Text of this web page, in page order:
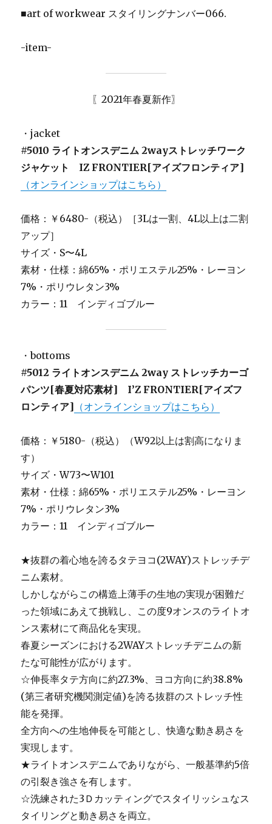
■art of workwear スタイリングナンバー066.
-item-
〖2021年春夏新作〗
・jacket
#5010 ライトオンスデニム 2wayストレッチワーク
ジャケット IZ FRONTIER[アイズフロンティア]
（オンラインショップはこちら）
価格：￥6480-（税込）［3Lは一割、4L以上は二割
アップ］
サイズ・S〜4L
素材・仕様：綿65%・ポリエステル25%・レーヨン
7%・ポリウレタン3%
カラー：11 インディゴブルー
・bottoms
#5012 ライトオンスデニム 2way ストレッチカーゴ
パンツ[春夏対応素材] I’Z FRONTIER[アイズフ
ロンティア] （オンラインショップはこちら）
価格：￥5180-（税込）（W92以上は割高になりま
す）
サイズ・W73〜W101
素材・仕様：綿65%・ポリエステル25%・レーヨン
7%・ポリウレタン3%
カラー：11 インディゴブルー
★抜群の着心地を誇るタテヨコ(2WAY)ストレッチデ
ニム素材。
しかしながらこの構造上薄手の生地の実現が困難だ
った領域にあえて挑戦し、この度9オンスのライトオ
ンス素材にて商品化を実現。
春夏シーズンにおける2WAYストレッチデニムの新
たな可能性が広がります。
☆伸長率タテ方向に約27.3%、ヨコ方向に約38.8%
(第三者研究機関測定値)を誇る抜群のストレッチ性
能を発揮。
全方向への生地伸長を可能とし、快適な動き易さを
実現します。
★ライトオンスデニムでありながら、一般基準約5倍
の引裂き強さを有します。
☆洗練された3Ｄカッティングでスタイリッシュなス
タイリングと動き易さを両立。